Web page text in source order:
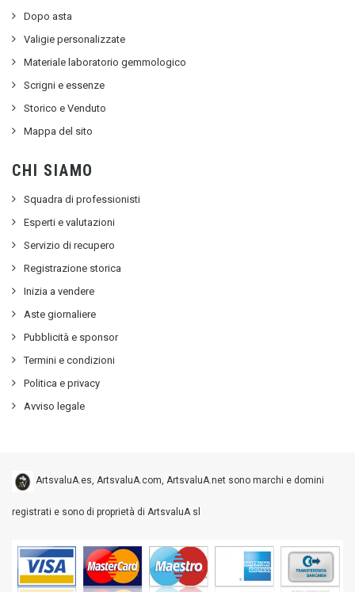
Dopo asta
Valigie personalizzate
Materiale laboratorio gemmologico
Scrigni e essenze
Storico e Venduto
Mappa del sito
CHI SIAMO
Squadra di professionisti
Esperti e valutazioni
Servizio di recupero
Registrazione storica
Inizia a vendere
Aste giornaliere
Pubblicità e sponsor
Termini e condizioni
Politica e privacy
Avviso legale
ArtsvaluA.es, ArtsvaluA.com, ArtsvaluA.net sono marchi e domini
registrati e sono di proprietà di ArtsvaluA sl